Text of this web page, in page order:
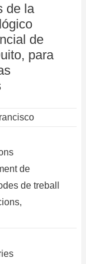
de la
de
para
de
de treball